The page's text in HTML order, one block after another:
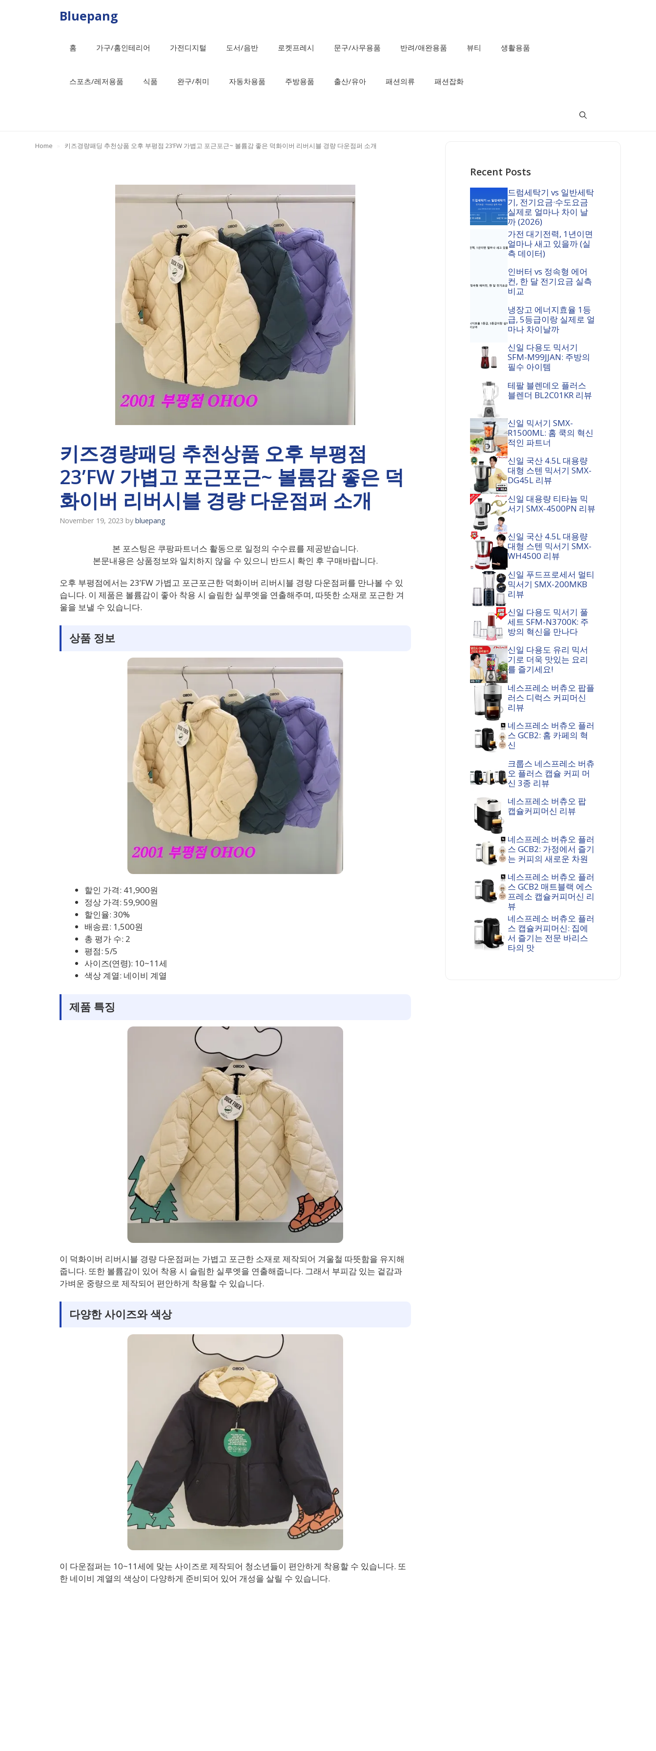
Bluepang
홈 가구/홈인테리어 가전디지털 도서/음반 로켓프레시 문구/사무용품 반려/애완용품 뷰티 생활용품
스포츠/레저용품 식품 완구/취미 자동차용품 주방용품 출산/유아 패션의류 패션잡화
Home 키즈경량패딩 추천상품 오후 부평점 23’FW 가볍고 포근포근~ 볼륨감 좋은 덕화이버 리버시블 경량 다운점퍼 소개
키즈경량패딩 추천상품 오후 부평점
23’FW 가볍고 포근포근~ 볼륨감 좋은 덕
화이버 리버시블 경량 다운점퍼 소개
November 19, 2023 by bluepang
본 포스팅은 쿠팡파트너스 활동으로 일정의 수수료를 제공받습니다.
본문내용은 상품정보와 일치하지 않을 수 있으니 반드시 확인 후 구매바랍니다.
오후 부평점에서는 23’FW 가볍고 포근포근한 덕화이버 리버시블 경량 다운점퍼를 만나볼 수 있
습니다. 이 제품은 볼륨감이 좋아 착용 시 슬림한 실루엣을 연출해주며, 따뜻한 소재로 포근한 겨
울을 보낼 수 있습니다.
상품 정보
할인 가격: 41,900원
정상 가격: 59,900원
할인율: 30%
배송료: 1,500원
총 평가 수: 2
평점: 5/5
사이즈(연령): 10~11세
색상 계열: 네이비 계열
제품 특징
이 덕화이버 리버시블 경량 다운점퍼는 가볍고 포근한 소재로 제작되어 겨울철 따뜻함을 유지해
줍니다. 또한 볼륨감이 있어 착용 시 슬림한 실루엣을 연출해줍니다. 그래서 부피감 있는 겉감과
가벼운 중량으로 제작되어 편안하게 착용할 수 있습니다.
다양한 사이즈와 색상
이 다운점퍼는 10~11세에 맞는 사이즈로 제작되어 청소년들이 편안하게 착용할 수 있습니다. 또
한 네이비 계열의 색상이 다양하게 준비되어 있어 개성을 살릴 수 있습니다.
Recent Posts
드럼세탁기 vs 일반세탁
기, 전기요금·수도요금
실제로 얼마나 차이 날
까 (2026)
가전 대기전력, 1년이면
얼마나 새고 있을까 (실
측 데이터)
인버터 vs 정속형 에어
컨, 한 달 전기요금 실측
비교
냉장고 에너지효율 1등
급, 5등급이랑 실제로 얼
마나 차이날까
신일 다용도 믹서기
SFM-M99JJAN: 주방의
필수 아이템
테팔 블렌데오 플러스
블렌더 BL2C01KR 리뷰
신일 믹서기 SMX-
R1500ML: 홈 쿡의 혁신
적인 파트너
신일 국산 4.5L 대용량
대형 스텐 믹서기 SMX-
DG45L 리뷰
신일 대용량 티타늄 믹
서기 SMX-4500PN 리뷰
신일 국산 4.5L 대용량
대형 스텐 믹서기 SMX-
WH4500 리뷰
신일 푸드프로세서 멀티
믹서기 SMX-200MKB
리뷰
신일 다용도 믹서기 풀
세트 SFM-N3700K: 주
방의 혁신을 만나다
신일 다용도 유리 믹서
기로 더욱 맛있는 요리
를 즐기세요!
네스프레소 버츄오 팝플
러스 디럭스 커피머신
리뷰
네스프레소 버츄오 플러
스 GCB2: 홈 카페의 혁
신
크룹스 네스프레소 버츄
오 플러스 캡슐 커피 머
신 3종 리뷰
네스프레소 버츄오 팝
캡슐커피머신 리뷰
네스프레소 버츄오 플러
스 GCB2: 가정에서 즐기
는 커피의 새로운 차원
네스프레소 버츄오 플러
스 GCB2 매트블랙 에스
프레소 캡슐커피머신 리
뷰
네스프레소 버츄오 플러
스 캡슐커피머신: 집에
서 즐기는 전문 바리스
타의 맛